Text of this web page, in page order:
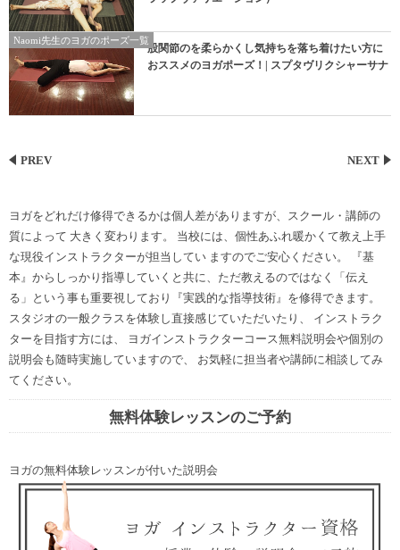
Naomi先生のヨガのポーズ一覧
股関節のを柔らかくし気持ちを落ち着けたい方に
おススメのヨガポーズ！| スプタヴリクシャーサナ
PREV NEXT
ヨガをどれだけ修得できるかは個人差がありますが、スクール・講師の
質によって 大きく変わります。 当校には、個性あふれ暖かくて教え上手
な現役インストラクターが担当してい ますのでご安心ください。 『基
本』からしっかり指導していくと共に、ただ教えるのではなく「伝え
る」という事も重要視しており『実践的な指導技術』を修得できます。
スタジオの一般クラスを体験し直接感じていただいたり、 インストラク
ターを目指す方には、 ヨガインストラクターコース無料説明会や個別の
説明会も随時実施していますので、 お気軽に担当者や講師に相談してみ
てください。
無料体験レッスンのご予約
ヨガの無料体験レッスンが付いた説明会